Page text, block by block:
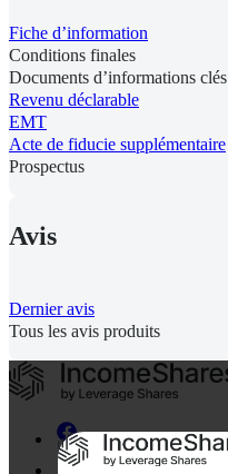
Fiche d’information
Conditions finales
Documents d’informations clés
Revenu déclarable
EMT
Acte de fiducie supplémentaire
Prospectus
Avis
Dernier avis
Tous les avis produits